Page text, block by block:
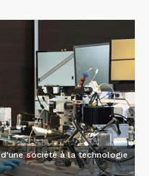
société à la technologie